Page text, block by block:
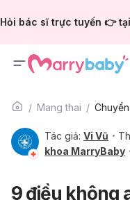
Hỏi bác sĩ trực tuyến 👉
Mang thai
Tác giả: Vi Vũ
khoa MarryBaby
9 điều không